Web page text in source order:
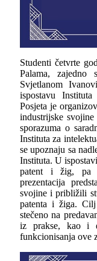
Studenti četvrte
Palama, zajedno
Svjetlanom
ispostavu
Posjeta je
industrijske
sporazuma o
Instituta za
se upoznaju sa
Instituta. U
patent i žig, pa
prezentacija
svojine i približili
patenta i žiga.
stečeno na
iz prakse, kao i
funkcionisanja ove